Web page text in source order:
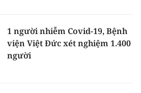
1 người nhiễm Covid-19, Bệnh
viện Việt Đức xét nghiệm 1.400
người